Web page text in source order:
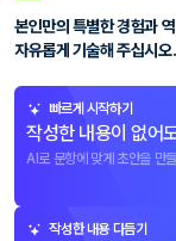
본인만의 특별한 경험과
자유롭게 기술해 주십시오.
빠르게 시작하기
작성한 내용이 없어
AI로 문항에 맞게 초안을 만
작성한 내용 다듬기